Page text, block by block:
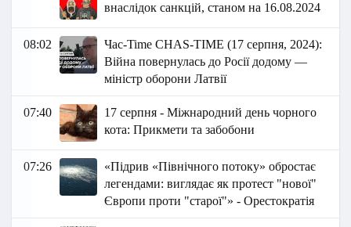
внаслідок санкцій, станом на 16.08.2024
08:02
Час-Time CHAS-TIME (17 серпня, 2024):
Війна повернулась до Росії додому —
міністр оборони Латвії
07:40
17 серпня - Міжнародний день чорного
кота: Прикмети та забобони
07:26
«Підрив «Північного потоку» обростає
легендами: виглядає як протест "нової"
Європи проти "старої"» - Орестократія